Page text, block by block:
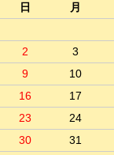
日
月
2
3
9
10
16
17
23
24
30
31